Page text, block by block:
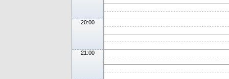
20:00
21:00